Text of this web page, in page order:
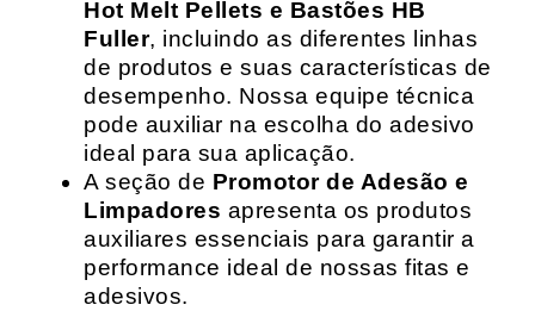
Hot Melt Pellets e Bastões HB
Fuller, incluindo as diferentes linhas
de produtos e suas características de
desempenho. Nossa equipe técnica
pode auxiliar na escolha do adesivo
ideal para sua aplicação.
A seção de Promotor de Adesão e
Limpadores apresenta os produtos
auxiliares essenciais para garantir a
performance ideal de nossas fitas e
adesivos.